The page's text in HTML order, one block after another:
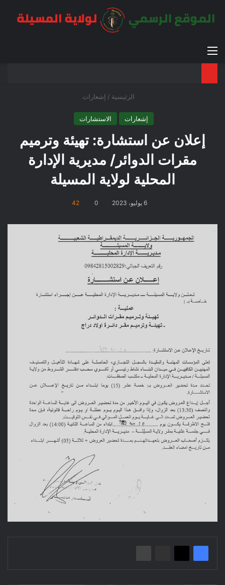
القائمة
الرئيسية / إشعارات
إشعارات الاستشارات
إعلان عن استشارة: تهيئة وترميم
مقرات الدوائر/ مديرية الإدارة
المحلية لولاية المسيلة
6 يوليو، 2023 0
42